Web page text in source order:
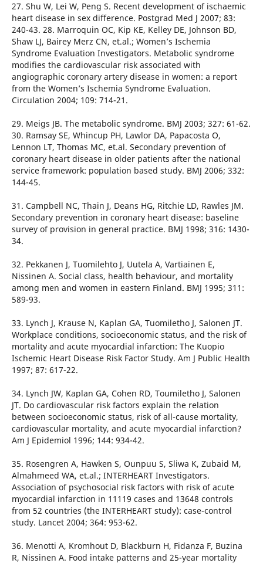
27. Shu W, Lei W, Peng S. Recent development of ischaemic
heart disease in sex difference. Postgrad Med J 2007; 83:
240-43. 28. Marroquin OC, Kip KE, Kelley DE, Johnson BD,
Shaw LJ, Bairey Merz CN, et.al.; Women’s Ischemia
Syndrome Evaluation Investigators. Metabolic syndrome
modifies the cardiovascular risk associated with
angiographic coronary artery disease in women: a report
from the Women’s Ischemia Syndrome Evaluation.
Circulation 2004; 109: 714-21.
29. Meigs JB. The metabolic syndrome. BMJ 2003; 327: 61-62.
30. Ramsay SE, Whincup PH, Lawlor DA, Papacosta O,
Lennon LT, Thomas MC, et.al. Secondary prevention of
coronary heart disease in older patients after the national
service framework: population based study. BMJ 2006; 332:
144-45.
31. Campbell NC, Thain J, Deans HG, Ritchie LD, Rawles JM.
Secondary prevention in coronary heart disease: baseline
survey of provision in general practice. BMJ 1998; 316: 1430-
34.
32. Pekkanen J, Tuomilehto J, Uutela A, Vartiainen E,
Nissinen A. Social class, health behaviour, and mortality
among men and women in eastern Finland. BMJ 1995; 311:
589-93.
33. Lynch J, Krause N, Kaplan GA, Tuomiletho J, Salonen JT.
Workplace conditions, socioeconomic status, and the risk of
mortality and acute myocardial infarction: The Kuopio
Ischemic Heart Disease Risk Factor Study. Am J Public Health
1997; 87: 617-22.
34. Lynch JW, Kaplan GA, Cohen RD, Toumiletho J, Salonen
JT. Do cardiovascular risk factors explain the relation
between socioeconomic status, risk of all-cause mortality,
cardiovascular mortality, and acute myocardial infarction?
Am J Epidemiol 1996; 144: 934-42.
35. Rosengren A, Hawken S, Ounpuu S, Sliwa K, Zubaid M,
Almahmeed WA, et.al.; INTERHEART Investigators.
Association of psychosocial risk factors with risk of acute
myocardial infarction in 11119 cases and 13648 controls
from 52 countries (the INTERHEART study): case-control
study. Lancet 2004; 364: 953-62.
36. Menotti A, Kromhout D, Blackburn H, Fidanza F, Buzina
R, Nissinen A. Food intake patterns and 25-year mortality